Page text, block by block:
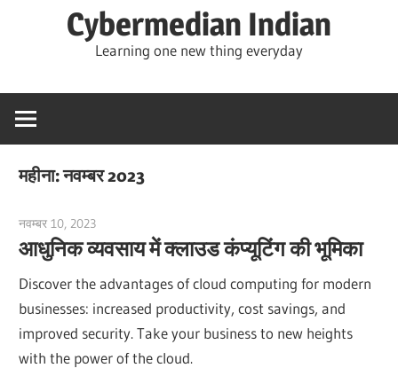
Cybermedian Indian
Learning one new thing everyday
महीना:नवम्बर 2023
नवम्बर 10, 2023
आधुनिक व्यवसाय में क्लाउड कंप्यूटिंग की भूमिका
Discover the advantages of cloud computing for modern
businesses: increased productivity, cost savings, and
improved security. Take your business to new heights
with the power of the cloud.